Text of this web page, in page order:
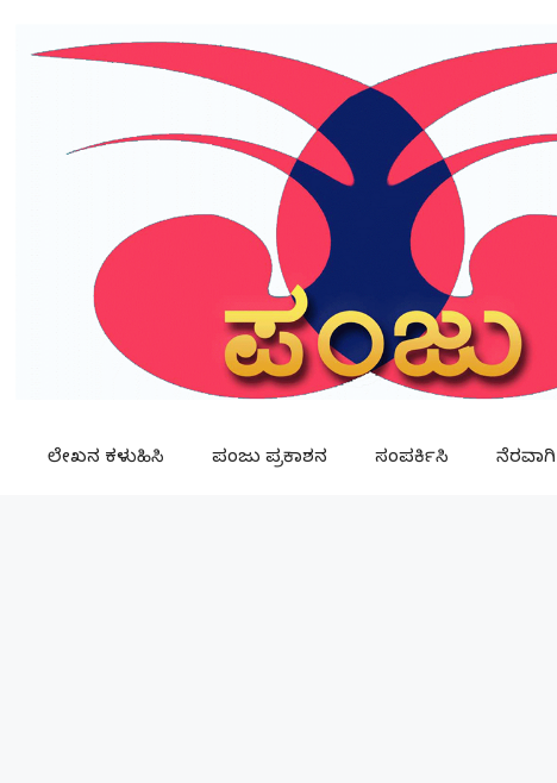
ಲೇಖನ ಕಳುಹಿಸಿ ಪಂಜು ಪ್ರಕಾಶನ ಸಂಪರ್ಕಿಸಿ ನೆರವಾಗಿ